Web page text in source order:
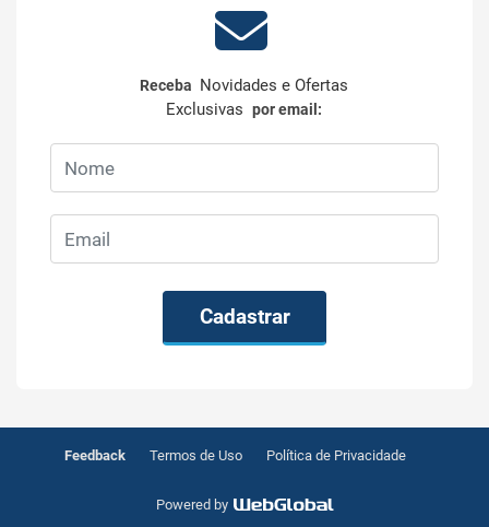
Receba Novidades e Ofertas
Exclusivaspor email:
Cadastrar
Feedback Termos de Uso Política de Privacidade
Powered by